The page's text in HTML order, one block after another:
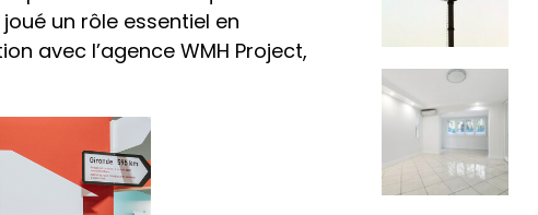
un rôle essentiel en
avec l’agence WMH Project,